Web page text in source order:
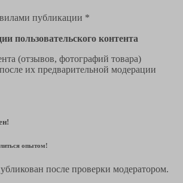
публикации *
пользовательского контента
(отзывов, фотографий товара)
их предварительной модерации
опытом!
после проверки модератором.